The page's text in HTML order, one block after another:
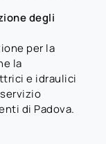
degli
per la
la
e idraulici
di Padova.